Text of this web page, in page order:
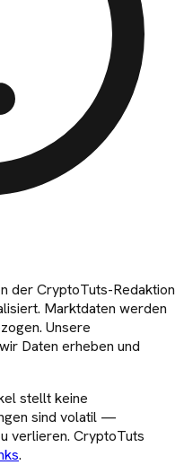
der CryptoTuts-Redaktion
Marktdaten werden
Unsere
Daten erheben und
stellt keine
sind volatil —
verlieren. CryptoTuts
.